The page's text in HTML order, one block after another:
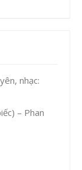
nhạc:
– Phan